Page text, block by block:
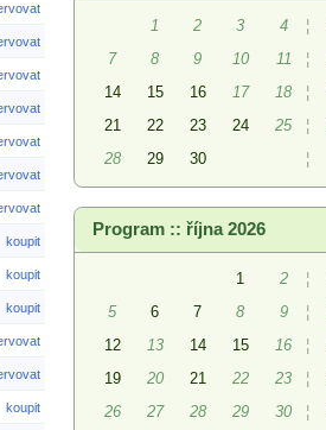
1 2 3 4 ¦
7
8 9 10 11 ¦
14
15 16 17 18 ¦
21
22 23 24 25 ¦
28
29 30 ¦
Program :: října 2026
1 2 ¦
5
6 7 8 9 ¦
12
13 14 15 16 ¦
19
20 21 22 23 ¦
26
27 28 29 30 ¦
koupit
koupit
koupit
koupit